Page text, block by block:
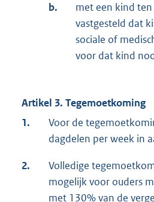
b.
met een kind
vastgesteld dat
sociale of
voor dat kind
Artikel 3. Tegemoetkoming
1.
Voor de
dagdelen per week in
2.
Volledige
mogelijk voor ouders
met 130% van de